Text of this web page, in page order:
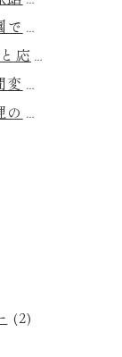
【日帰りプラン】曲水庭園で本格BBQ＆温泉を満喫！蘭亭で味わう贅沢な夏の休日♪
【最大8名様】二つの和室と応接間付き。広々とした特別室「寿光」の魅力をご紹介！
お盆期間の日帰り入浴時間変更について
旅を豪華に！人気別注料理のご案内♪
(2)